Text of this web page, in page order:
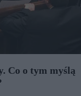
Co o tym myślą